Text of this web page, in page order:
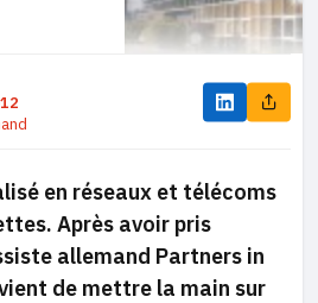
en réseaux et télécoms
Après avoir pris
allemand Partners in
de mettre la main sur